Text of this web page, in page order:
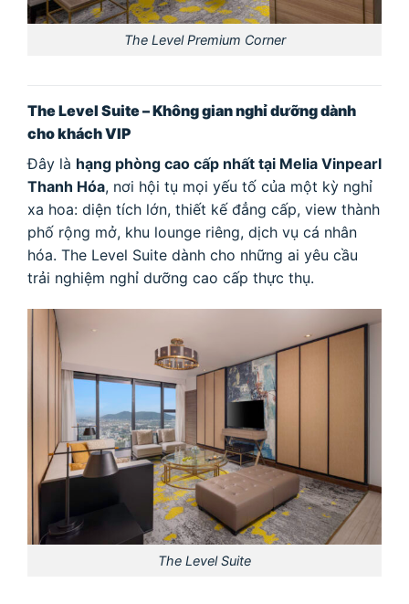
The Level Premium Corner
The Level Suite – Không gian nghỉ dưỡng dành
cho khách VIP
Đây là hạng phòng cao cấp nhất tại Melia Vinpearl
Thanh Hóa, nơi hội tụ mọi yếu tố của một kỳ nghỉ
xa hoa: diện tích lớn, thiết kế đẳng cấp, view thành
phố rộng mở, khu lounge riêng, dịch vụ cá nhân
hóa. The Level Suite dành cho những ai yêu cầu
trải nghiệm nghỉ dưỡng cao cấp thực thụ.
The Level Suite